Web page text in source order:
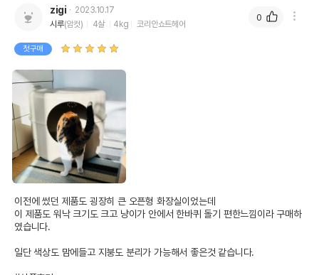
zigi
2023.10.17
시루(암컷) 4살 4kg 코리안쇼트헤어
첫구매
이전에 썼던 제품도 굉장히 큰 오픈형 화장실이었는데
이 제품도 워낙 크기도 크고 냥이가 안에서 한바퀴 돌기 편한느낌이라 구매하
였습니다.
일단 색상도 맘에들고 지붕도 분리가 가능해서 좋은것 같습니다.
0